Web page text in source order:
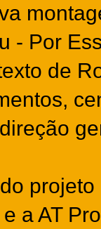
- Por
de
a AT